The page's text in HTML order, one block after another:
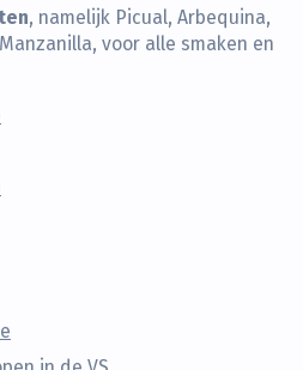
, namelijk Picual, Arbequina,
voor alle smaken en